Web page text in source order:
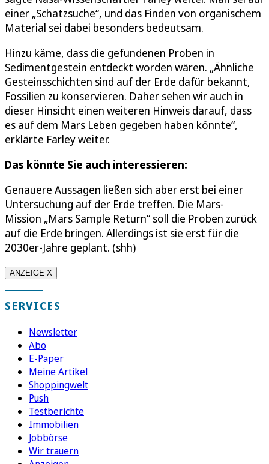
einer „Schatzsuche“, und das Finden von organischem
Material sei dabei besonders bedeutsam.
Hinzu käme, dass die gefundenen Proben in
Sedimentgestein entdeckt worden wären. „Ähnliche
Gesteinsschichten sind auf der Erde dafür bekannt,
Fossilien zu konservieren. Daher sehen wir auch in
dieser Hinsicht einen weiteren Hinweis darauf, dass
es auf dem Mars Leben gegeben haben könnte“,
erklärte Farley weiter.
Das könnte Sie auch interessieren:
Genauere Aussagen ließen sich aber erst bei einer
Untersuchung auf der Erde treffen. Die Mars-
Mission „Mars Sample Return“ soll die Proben zurück
auf die Erde bringen. Allerdings ist sie erst für die
2030er-Jahre geplant. (shh)
ANZEIGE X
SERVICES
Newsletter
Abo
E-Paper
Meine Artikel
Shoppingwelt
Push
Testberichte
Immobilien
Jobbörse
Wir trauern